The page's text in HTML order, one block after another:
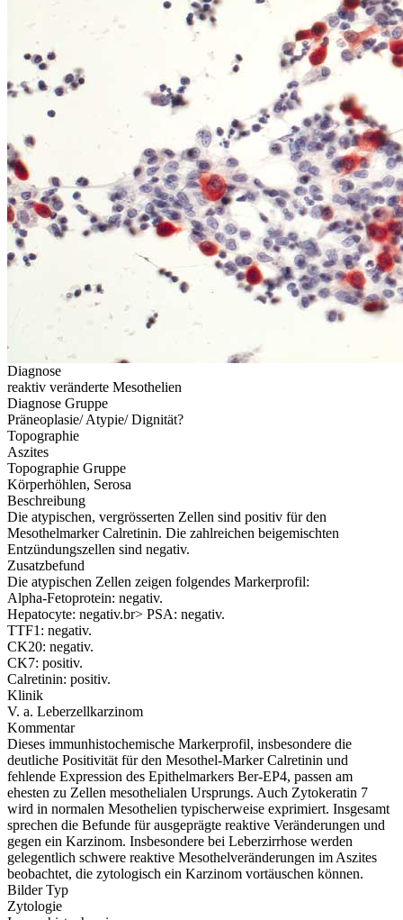
Diagnose
reaktiv veränderte Mesothelien
Diagnose Gruppe
Präneoplasie/ Atypie/ Dignität?
Topographie
Aszites
Topographie Gruppe
Körperhöhlen, Serosa
Beschreibung
Die atypischen, vergrösserten Zellen sind positiv für den
Mesothelmarker Calretinin. Die zahlreichen beigemischten
Entzündungszellen sind negativ.
Zusatzbefund
Die atypischen Zellen zeigen folgendes Markerprofil:
Alpha-Fetoprotein: negativ.
Hepatocyte: negativ.br> PSA: negativ.
TTF1: negativ.
CK20: negativ.
CK7: positiv.
Calretinin: positiv.
Klinik
V. a. Leberzellkarzinom
Kommentar
Dieses immunhistochemische Markerprofil, insbesondere die
deutliche Positivität für den Mesothel-Marker Calretinin und
fehlende Expression des Epithelmarkers Ber-EP4, passen am
ehesten zu Zellen mesothelialen Ursprungs. Auch Zytokeratin 7
wird in normalen Mesothelien typischerweise exprimiert. Insgesamt
sprechen die Befunde für ausgeprägte reaktive Veränderungen und
gegen ein Karzinom. Insbesondere bei Leberzirrhose werden
gelegentlich schwere reaktive Mesothelveränderungen im Aszites
beobachtet, die zytologisch ein Karzinom vortäuschen können.
Bilder Typ
Zytologie